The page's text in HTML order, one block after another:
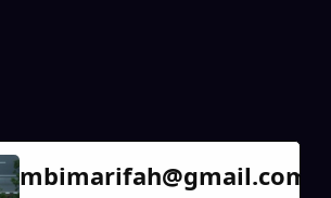
mbimarifah@gmail.com